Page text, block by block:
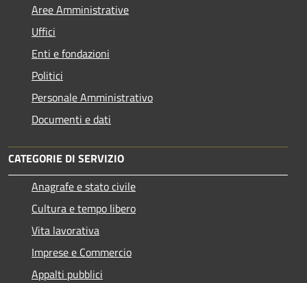
Aree Amministrative
Uffici
Enti e fondazioni
Politici
Personale Amministrativo
Documenti e dati
CATEGORIE DI SERVIZIO
Anagrafe e stato civile
Cultura e tempo libero
Vita lavorativa
Imprese e Commercio
Appalti pubblici